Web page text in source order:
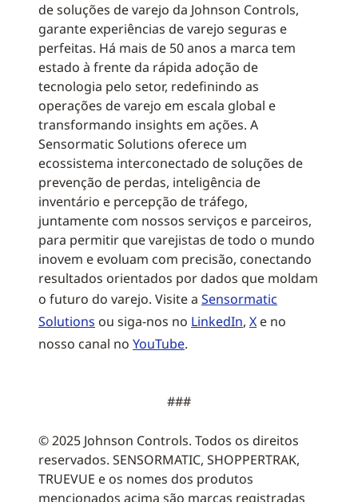
de soluções de varejo da Johnson Controls,
garante experiências de varejo seguras e
perfeitas. Há mais de 50 anos a marca tem
estado à frente da rápida adoção de
tecnologia pelo setor, redefinindo as
operações de varejo em escala global e
transformando insights em ações. A
Sensormatic Solutions oferece um
ecossistema interconectado de soluções de
prevenção de perdas, inteligência de
inventário e percepção de tráfego,
juntamente com nossos serviços e parceiros,
para permitir que varejistas de todo o mundo
inovem e evoluam com precisão, conectando
resultados orientados por dados que moldam
o futuro do varejo. Visite a Sensormatic
Solutions ou siga-nos no LinkedIn, X e no
nosso canal no YouTube.
###
© 2025 Johnson Controls. Todos os direitos
reservados. SENSORMATIC, SHOPPERTRAK,
TRUEVUE e os nomes dos produtos
mencionados acima são marcas registradas